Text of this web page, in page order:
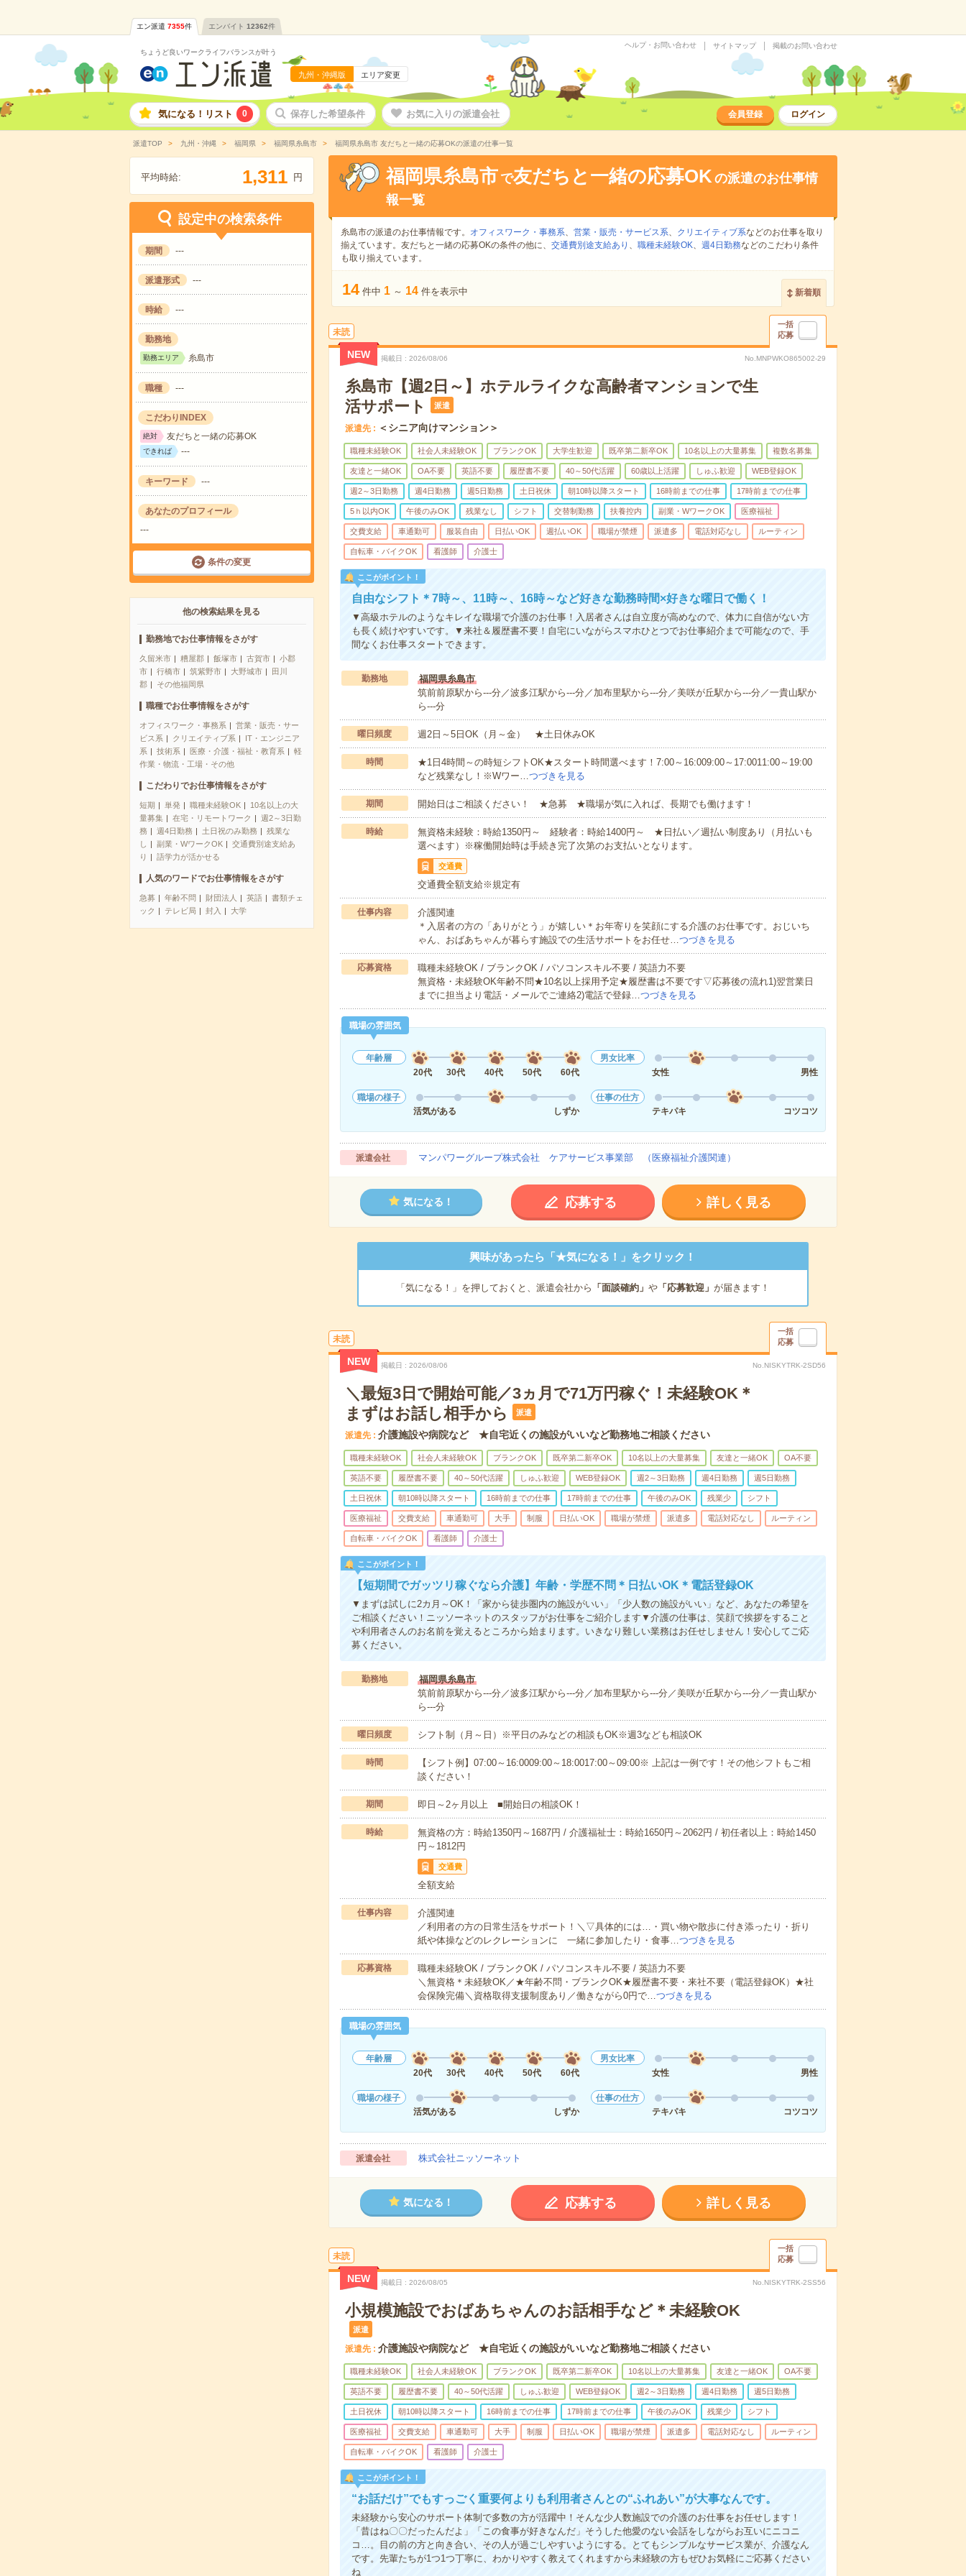
エン派遣 7355件 エンバイト 12362件
ちょうど良いワークライフバランスが叶う
九州・沖縄版 エリア変更
ヘルプ・お問い合わせ サイトマップ 掲載のお問い合わせ
気になる！リスト 0 保存した希望条件 お気に入りの派遣会社 会員登録 ログイン
派遣TOP 九州・沖縄 福岡県 福岡県糸島市 福岡県糸島市 友だちと一緒の応募OKの派遣の仕事一覧
平均時給: 1,311 円
設定中の検索条件
期間 ---
派遣形式 ---
時給 ---
勤務地
勤務エリア 糸島市
職種 ---
こだわりINDEX
絶対 友だちと一緒の応募OK
できれば ---
キーワード ---
あなたのプロフィール
---
条件の変更
他の検索結果を見る
勤務地でお仕事情報をさがす
久留米市 糟屋郡 飯塚市 古賀市
小郡
市
行橋市 筑紫野市 大野城市
田川
郡
その他福岡県
職種でお仕事情報をさがす
オフィスワーク・事務系
営業・販売・サー
ビス系
クリエイティブ系
IT・エンジニア
系
技術系 医療・介護・福祉・教育系
軽
作業・物流・工場・その他
こだわりでお仕事情報をさがす
短期 単発 職種未経験OK
10名以上の大
量募集
在宅・リモートワーク
週2～3日勤
務
週4日勤務 土日祝のみ勤務
残業な
し
副業・WワークOK
交通費別途支給あ
り
語学力が活かせる
人気のワードでお仕事情報をさがす
急募 年齢不問 財団法人 英語
書類チェ
ック
テレビ局 封入 大学
福岡県糸島市 で友だちと一緒の応募OKの派遣のお仕事情
報一覧
糸島市の派遣のお仕事情報です。 オフィスワーク・事務系、 営業・販売・サービス系、 クリエイティブ系などのお仕事を取り
揃えています。友だちと一緒の応募OKの条件の他に、 交通費別途支給あり 、 職種未経験OK、 週4日勤務などのこだわり条件
も取り揃えています。
14 件中 1 ～ 14 件を表示中 新着順
未読
一括
応募
NEW 掲載日 2026/08/06 No.MNPWKO865002-29
糸島市【週2日～】ホテルライクな高齢者マンションで生
活サポート
派遣
派遣先 ＜シニア向けマンション＞
職種未経験OK 社会人未経験OK ブランクOK 大学生歓迎 既卒第二新卒OK 10名以上の大量募集 複数名募集
友達と一緒OK OA不要 英語不要 履歴書不要 40～50代活躍 60歳以上活躍 しゅふ歓迎 WEB登録OK
週2～3日勤務 週4日勤務 週5日勤務 土日祝休 朝10時以降スタート 16時前までの仕事 17時前までの仕事
5ｈ以内OK 午後のみOK 残業なし シフト 交替制勤務 扶養控内 副業・WワークOK 医療福祉
交費支給 車通勤可 服装自由 日払いOK 週払いOK 職場が禁煙 派遣多 電話対応なし ルーティン
自転車・バイクOK 看護師 介護士
ここがポイント！
自由なシフト＊7時～、11時～、16時～など好きな勤務時間×好きな曜日で働く！
▼高級ホテルのようなキレイな職場で介護のお仕事！入居者さんは自立度が高めなので、体力に自信がない方
も長く続けやすいです。▼来社＆履歴書不要！自宅にいながらスマホひとつでお仕事紹介まで可能なので、手
間なくお仕事スタートできます。
勤務地
福岡県糸島市
筑前前原駅から---分／波多江駅から---分／加布里駅から---分／美咲が丘駅から---分／一貴山駅か
ら---分
曜日頻度 週2日～5日OK（月～金） ★土日休みOK
時間
★1日4時間～の時短シフトOK★スタート時間選べます！7:00～16:009:00～17:0011:00～19:00
など残業なし！※Wワー…つづきを見る
期間 開始日はご相談ください！ ★急募 ★職場が気に入れば、長期でも働けます！
時給
無資格未経験：時給1350円～ 経験者：時給1400円～ ★日払い／週払い制度あり（月払いも
選べます）※稼働開始時は手続き完了次第のお支払いとなります。
交通費
交通費全額支給※規定有
仕事内容
介護関連
＊入居者の方の「ありがとう」が嬉しい＊お年寄りを笑顔にする介護のお仕事です。おじいち
ゃん、おばあちゃんが暮らす施設での生活サポートをお任せ…つづきを見る
応募資格
職種未経験OK / ブランクOK / パソコンスキル不要 / 英語力不要
無資格・未経験OK年齢不問★10名以上採用予定★履歴書は不要です▽応募後の流れ1)翌営業日
までに担当より電話・メールでご連絡2)電話で登録…つづきを見る
職場の雰囲気
年齢層
20代
30代 40代 50代 60代
男女比率
女性
男性
職場の様子
活気がある
しずか
仕事の仕方
テキパキ
コツコツ
派遣会社 マンパワーグループ株式会社 ケアサービス事業部 （医療福祉介護関連）
気になる！ 応募する 詳しく見る
興味があったら「★気になる！」をクリック！
「気になる！」を押しておくと、派遣会社から 「面談確約」 や「応募歓迎」 が届きます！
未読
一括
応募
NEW 掲載日 2026/08/06 No.NISKYTRK-2SD56
＼最短3日で開始可能／3ヵ月で71万円稼ぐ！未経験OK＊
まずはお話し相手から
派遣
派遣先 介護施設や病院など ★自宅近くの施設がいいなど勤務地ご相談ください
職種未経験OK 社会人未経験OK ブランクOK 既卒第二新卒OK 10名以上の大量募集 友達と一緒OK OA不要
英語不要 履歴書不要 40～50代活躍 しゅふ歓迎 WEB登録OK 週2～3日勤務 週4日勤務 週5日勤務
土日祝休 朝10時以降スタート 16時前までの仕事 17時前までの仕事 午後のみOK 残業少 シフト
医療福祉 交費支給 車通勤可 大手 制服 日払いOK 職場が禁煙 派遣多 電話対応なし ルーティン
自転車・バイクOK 看護師 介護士
ここがポイント！
【短期間でガッツリ稼ぐなら介護】年齢・学歴不問＊日払いOK＊電話登録OK
▼まずは試しに2カ月～OK！「家から徒歩圏内の施設がいい」「少人数の施設がいい」など、あなたの希望を
ご相談ください！ニッソーネットのスタッフがお仕事をご紹介します▼介護の仕事は、笑顔で挨拶をすること
や利用者さんのお名前を覚えるところから始まります。いきなり難しい業務はお任せしません！安心してご応
募ください。
勤務地
福岡県糸島市
筑前前原駅から---分／波多江駅から---分／加布里駅から---分／美咲が丘駅から---分／一貴山駅か
ら---分
曜日頻度 シフト制（月～日）※平日のみなどの相談もOK※週3なども相談OK
時間
【シフト例】07:00～16:0009:00～18:0017:00～09:00※ 上記は一例です！その他シフトもご相
談ください！
期間 即日～2ヶ月以上 ■開始日の相談OK！
時給
無資格の方：時給1350円～1687円 / 介護福祉士：時給1650円～2062円 / 初任者以上：時給1450
円～1812円
交通費
全額支給
仕事内容
介護関連
／利用者の方の日常生活をサポート！＼▽具体的には…・買い物や散歩に付き添ったり・折り
紙や体操などのレクレーションに 一緒に参加したり・食事…つづきを見る
応募資格
職種未経験OK / ブランクOK / パソコンスキル不要 / 英語力不要
＼無資格＊未経験OK／★年齢不問・ブランクOK★履歴書不要・来社不要（電話登録OK）★社
会保険完備＼資格取得支援制度あり／働きながら0円で…つづきを見る
職場の雰囲気
年齢層
20代
30代 40代 50代 60代
男女比率
女性
男性
職場の様子
活気がある
しずか
仕事の仕方
テキパキ
コツコツ
派遣会社 株式会社ニッソーネット
気になる！ 応募する 詳しく見る
未読
一括
応募
NEW 掲載日 2026/08/05 No.NISKYTRK-2SS56
小規模施設でおばあちゃんのお話相手など＊未経験OK
派遣
派遣先 介護施設や病院など ★自宅近くの施設がいいなど勤務地ご相談ください
職種未経験OK 社会人未経験OK ブランクOK 既卒第二新卒OK 10名以上の大量募集 友達と一緒OK OA不要
英語不要 履歴書不要 40～50代活躍 しゅふ歓迎 WEB登録OK 週2～3日勤務 週4日勤務 週5日勤務
土日祝休 朝10時以降スタート 16時前までの仕事 17時前までの仕事 午後のみOK 残業少 シフト
医療福祉 交費支給 車通勤可 大手 制服 日払いOK 職場が禁煙 派遣多 電話対応なし ルーティン
自転車・バイクOK 看護師 介護士
ここがポイント！
“お話だけ”でもすっごく重要何よりも利用者さんとの“ふれあい”が大事なんです。
未経験から安心のサポート体制で多数の方が活躍中！そんな少人数施設での介護のお仕事をお任せします！
「昔はね〇〇だったんだよ」「この食事が好きなんだ」そうした他愛のない会話をしながらお互いにニコニ
コ…。目の前の方と向き合い、その人が過ごしやすいようにする。とてもシンプルなサービス業が、介護なん
です。先輩たちが1つ1つ丁寧に、わかりやすく教えてくれますから未経験の方もぜひお気軽にご応募ください
ね